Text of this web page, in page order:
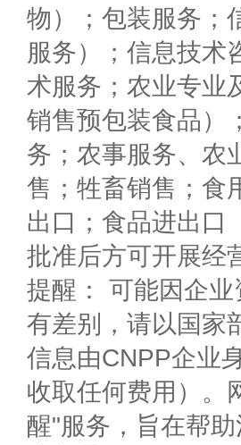
物）；包装服务；
服务）；信息技术
术服务；农业专业
销售预包装食品）
务；农事服务、农
售；牲畜销售；食
出口；食品进出口
批准后方可开展经
提醒： 可能因企
有差别，请以国家
信息由CNPP企业
收取任何费用）。
醒"服务，旨在帮